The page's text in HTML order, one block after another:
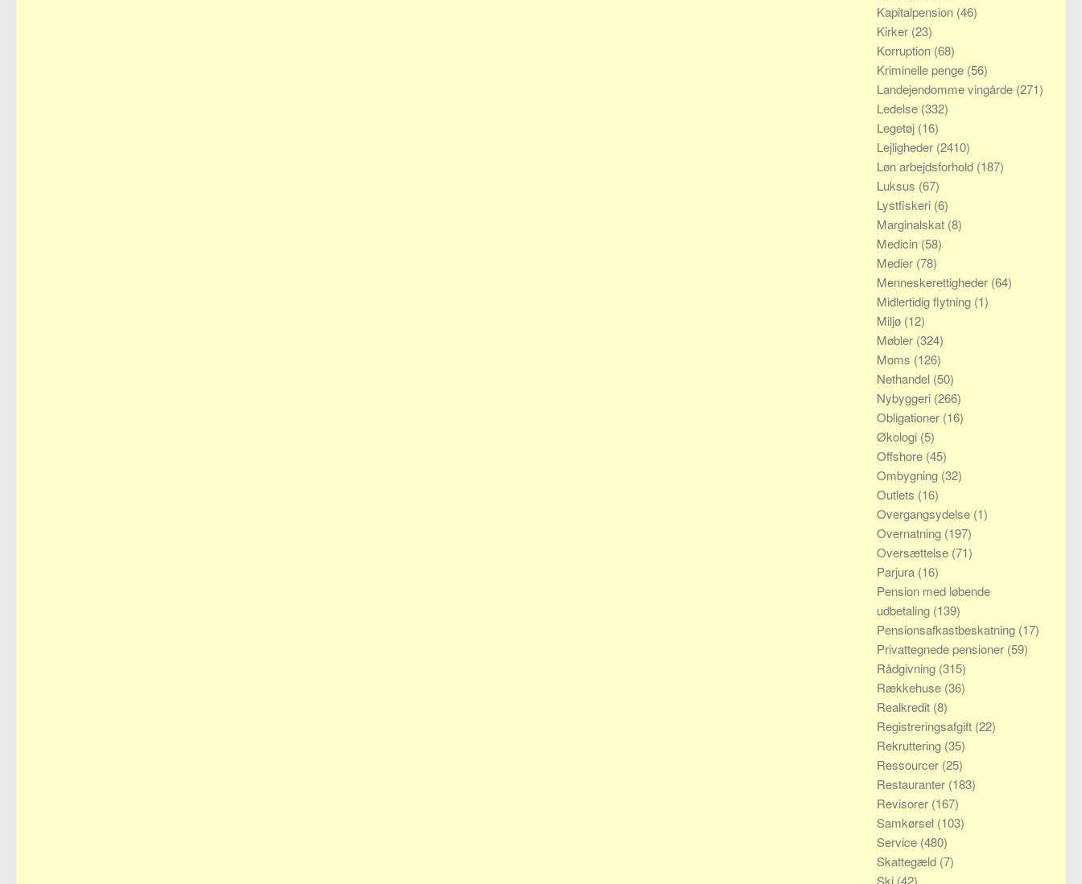
Kapitalpension (46)
Kirker (23)
Korruption (68)
Kriminelle penge (56)
Landejendomme vingårde (271)
Ledelse (332)
Legetøj (16)
Lejligheder (2410)
Løn arbejdsforhold (187)
Luksus (67)
Lystfiskeri (6)
Marginalskat (8)
Medicin (58)
Medier (78)
Menneskerettigheder (64)
Midlertidig flytning (1)
Miljø (12)
Møbler (324)
Moms (126)
Nethandel (50)
Nybyggeri (266)
Obligationer (16)
Økologi (5)
Offshore (45)
Ombygning (32)
Outlets (16)
Overgangsydelse (1)
Overnatning (197)
Oversættelse (71)
Parjura (16)
Pension med løbende
udbetaling (139)
Pensionsafkastbeskatning (17)
Privattegnede pensioner (59)
Rådgivning (315)
Rækkehuse (36)
Realkredit (8)
Registreringsafgift (22)
Rekruttering (35)
Ressourcer (25)
Restauranter (183)
Revisorer (167)
Samkørsel (103)
Service (480)
Skattegæld (7)
Ski (42)